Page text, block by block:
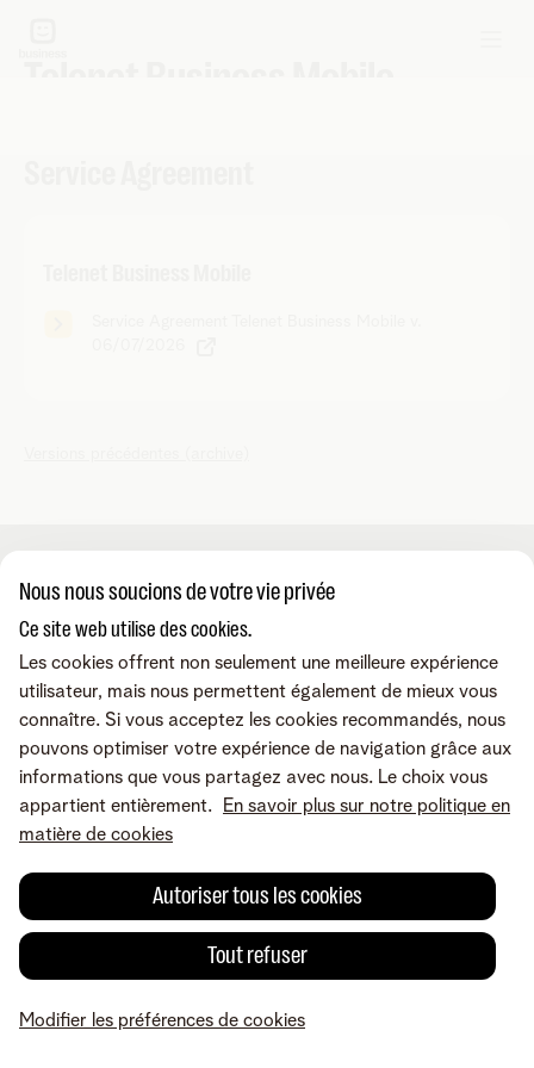
A propos de nous
À propos de Telenet Business
Notre réseau
Notre Partenaires Business
Presse et médias
Offres d'emploi
Support
Consultez nos FAQ
Le portail Business Mobile
Le portail MyBill
Le portail TIP
Portails en ligne
Contactez-nous
Contactez-nous
Par e-mail
Prenez un rendez-vous
Retrouvez-nous sur
Conditions Mentions légales Politique de confidentialité
Modifier les préférences
Accessibilité
TVA BE 0473.416.418 - RPM Anvers dep. Malines
Nous nous soucions de votre vie privée
Ce site web utilise des cookies.
Les cookies offrent non seulement une meilleure expérience
utilisateur, mais nous permettent également de mieux vous
connaître. Si vous acceptez les cookies recommandés, nous
pouvons optimiser votre expérience de navigation grâce aux
informations que vous partagez avec nous. Le choix vous
appartient entièrement.
En savoir plus sur notre politique en
matière de cookies
Tout refuser
Autoriser tous les cookies
Modifier les préférences de cookies